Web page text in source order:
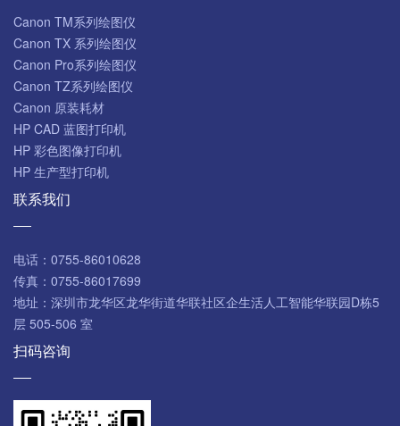
Canon TM系列绘图仪
Canon TX 系列绘图仪
Canon Pro系列绘图仪
Canon TZ系列绘图仪
Canon 原装耗材
HP CAD 蓝图打印机
HP 彩色图像打印机
HP 生产型打印机
联系我们
电话： 0755-86010628
传真： 0755-86017699
地址： 深圳市龙华区龙华街道华联社区企生活人工智能华联园D栋5
层 505-506 室
扫码咨询